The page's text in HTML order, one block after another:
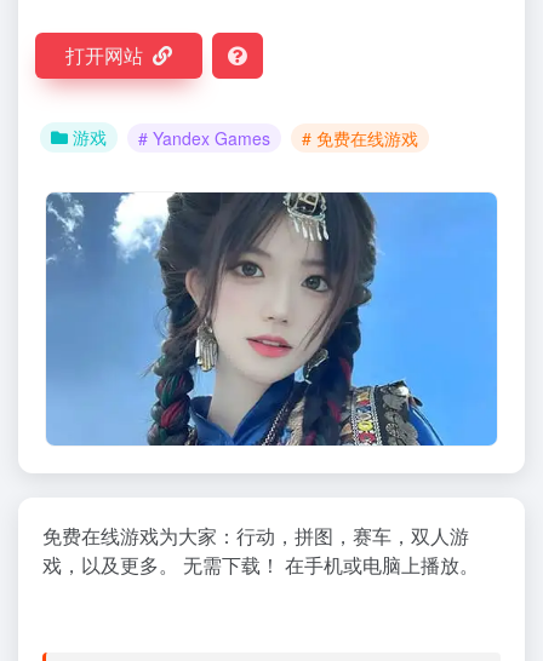
打开网站
游戏 # Yandex Games # 免费在线游戏
免费在线游戏为大家：行动，拼图，赛车，双人游
戏，以及更多。 无需下载！ 在手机或电脑上播放。